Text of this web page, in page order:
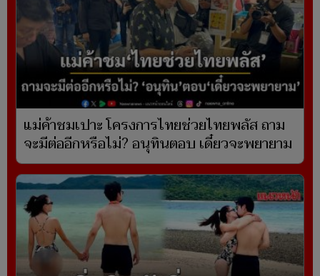
แม่ค้าชมเปาะ โครงการไทยช่วยไทยพลัส ถาม
จะมีต่ออีกหรือไม่? อนุทินตอบ เดี๋ยวจะพยายาม